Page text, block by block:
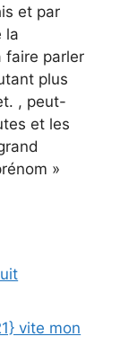
et par
la
faire parler
plus
, peut-
et les
»
vite mon